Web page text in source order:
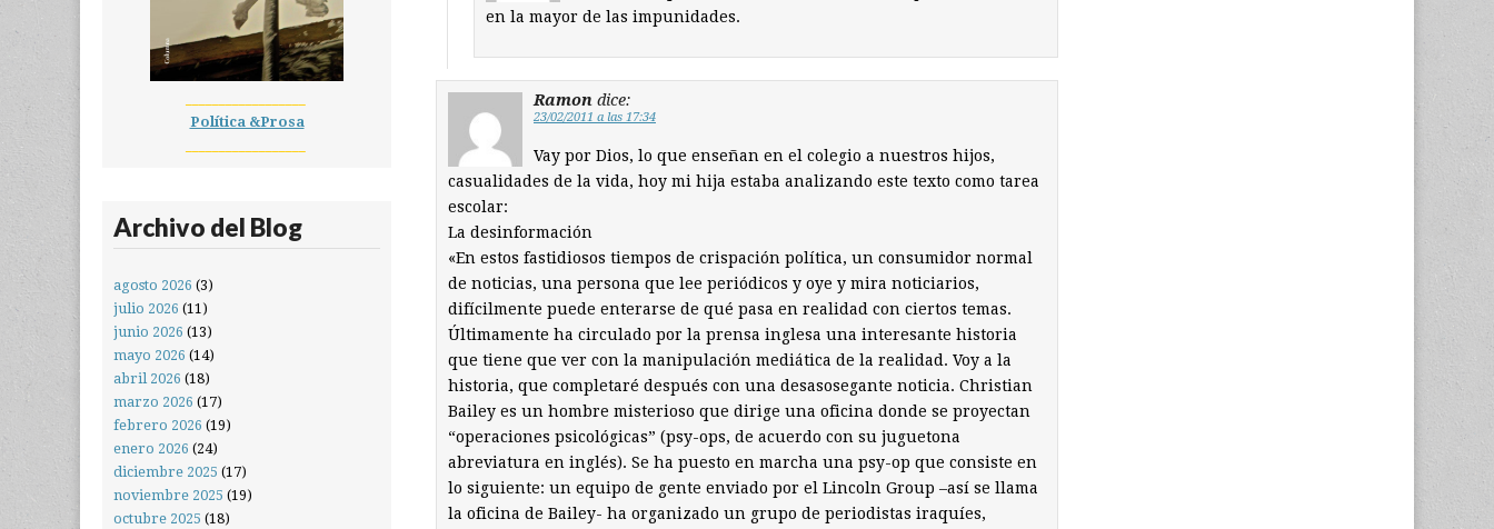
en la mayor de las impunidades.
Ramon dice:
23/02/2011 a las 17:34
Vay por Dios, lo que enseñan en el colegio a nuestros hijos,
casualidades de la vida, hoy mi hija estaba analizando este texto como tarea
escolar:
La desinformación
«En estos fastidiosos tiempos de crispación política, un consumidor normal
de noticias, una persona que lee periódicos y oye y mira noticiarios,
difícilmente puede enterarse de qué pasa en realidad con ciertos temas.
Últimamente ha circulado por la prensa inglesa una interesante historia
que tiene que ver con la manipulación mediática de la realidad. Voy a la
historia, que completaré después con una desasosegante noticia. Christian
Bailey es un hombre misterioso que dirige una oficina donde se proyectan
“operaciones psicológicas” (psy-ops, de acuerdo con su juguetona
abreviatura en inglés). Se ha puesto en marcha una psy-op que consiste en
lo siguiente: un equipo de gente enviado por el Lincoln Group –así se llama
la oficina de Bailey- ha organizado un grupo de periodistas iraquíes,
Política &Prosa
Archivo del Blog
agosto 2026 (3)
julio 2026 (11)
junio 2026 (13)
mayo 2026 (14)
abril 2026 (18)
marzo 2026 (17)
febrero 2026 (19)
enero 2026 (24)
diciembre 2025 (17)
noviembre 2025 (19)
octubre 2025 (18)